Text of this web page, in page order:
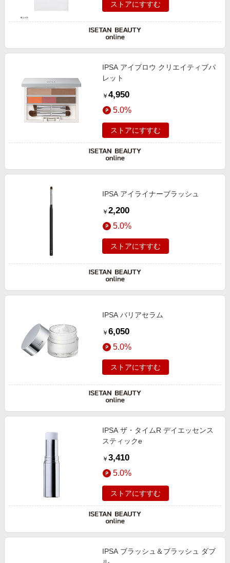
ストアにすすむ
IPSA アイブロウ クリエイティブパ
レット
￥ 4,950
5.0%
ストアにすすむ
IPSA アイライナーブラッシュ
￥ 2,200
5.0%
ストアにすすむ
IPSA バリアセラム
￥ 6,050
5.0%
ストアにすすむ
IPSA ザ・タイムR デイエッセンス
スティックe
￥ 3,410
5.0%
ストアにすすむ
IPSA ブラッシュ＆ブラッシュ ダブ